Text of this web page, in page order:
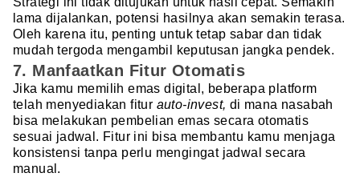
lama dijalankan, potensi hasilnya akan semakin terasa.
Oleh karena itu, penting untuk tetap sabar dan tidak
mudah tergoda mengambil keputusan jangka pendek.
7. Manfaatkan Fitur Otomatis
Jika kamu memilih emas digital, beberapa platform
telah menyediakan fitur auto-invest, di mana nasabah
bisa melakukan pembelian emas secara otomatis
sesuai jadwal. Fitur ini bisa membantu kamu menjaga
konsistensi tanpa perlu mengingat jadwal secara
manual.